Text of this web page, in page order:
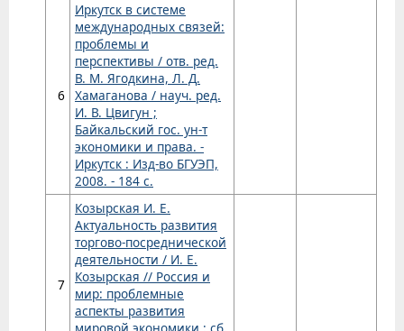
6
Иркутск в системе
международных связей:
проблемы и
перспективы / отв. ред.
В. М. Ягодкина, Л. Д.
Хамаганова / науч. ред.
И. В. Цвигун ;
Байкальский гос. ун-т
экономики и права. -
Иркутск : Изд-во БГУЭП,
2008. - 184 с.
7
Козырская И. Е.
Актуальность развития
торгово-посреднической
деятельности / И. Е.
Козырская // Россия и
мир: проблемные
аспекты развития